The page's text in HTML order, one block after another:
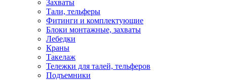
Захваты
Тали, тельферы
Фитинги и комплектующие
Блоки монтажные, захваты
Лебедки
Краны
Такелаж
Тележки для талей, тельферов
Подъемники